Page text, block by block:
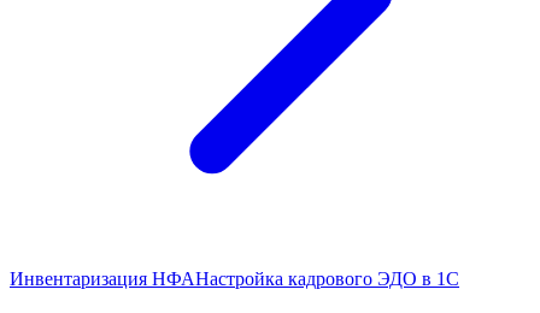
Инвентаризация НФАНастройка кадрового ЭДО в 1С